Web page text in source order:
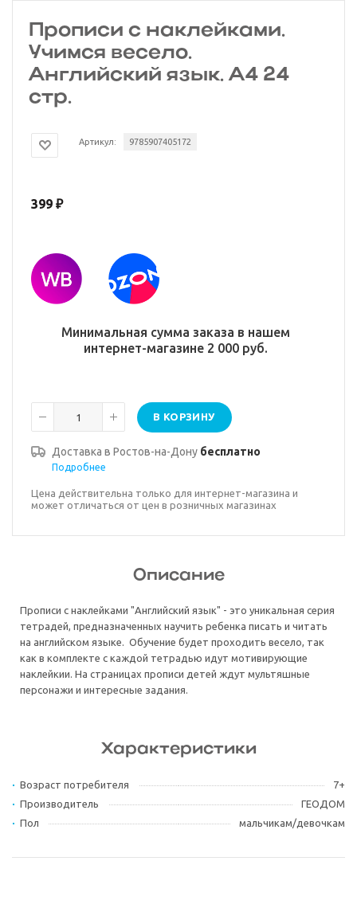
Прописи с наклейками.
Учимся весело.
Английский язык. А4 24
стр.
Артикул: 9785907405172
399 ₽
Минимальная сумма заказа в нашем
интернет-магазине 2 000 руб.
В КОРЗИНУ
Доставка в Ростов-на-Дону бесплатно
Подробнее
Цена действительна только для интернет-магазина и
может отличаться от цен в розничных магазинах
Описание
Прописи с наклейками "Английский язык" - это уникальная серия
тетрадей, предназначенных научить ребенка писать и читать
на английском языке. Обучение будет проходить весело, так
как в комплекте с каждой тетрадью идут мотивирующие
наклейкии. На страницах прописи детей ждут мультяшные
персонажи и интересные задания.
Характеристики
Возраст потребителя
7+
Производитель
ГЕОДОМ
Пол
мальчикам/девочкам